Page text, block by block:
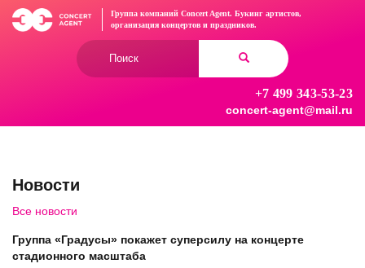
Перейти
Группа компаний Concert Agent. Букинг артистов,
организация концертов и праздников.
+7 499 343-53-23
concert-agent@mail.ru
Новости
Все новости
Группа «Градусы» покажет суперсилу на концерте
стадионного масштаба